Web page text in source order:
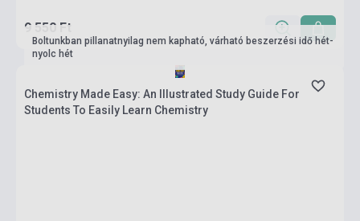
9 550 Ft
Boltunkban pillanatnyilag nem kapható, várható beszerzési idő hét-
nyolc hét
Chemistry Made Easy: An Illustrated Study Guide For
Students To Easily Learn Chemistry